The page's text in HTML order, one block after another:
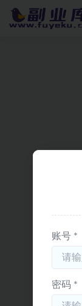
账号 *
密码 *